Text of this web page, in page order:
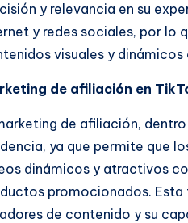
y relevancia en su
y redes sociales, por lo
visuales y
de afiliación en
de afiliación,
ya que permite que
dinámicos y atractivos
promocionados.
de contenido y su